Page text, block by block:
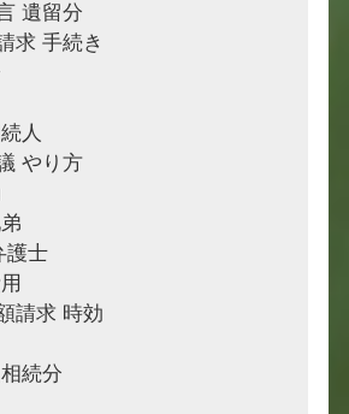
遺留分
求 手続き
人
やり方
護士
請求 時効
続分